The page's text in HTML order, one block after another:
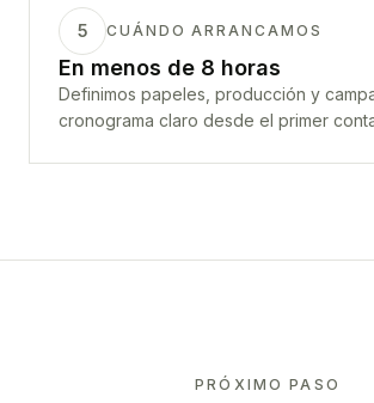
5 CUÁNDO ARRANCAMOS
En menos de 8 horas
Definimos papeles, producción y
cronograma claro desde el primer
PRÓXIMO PASO